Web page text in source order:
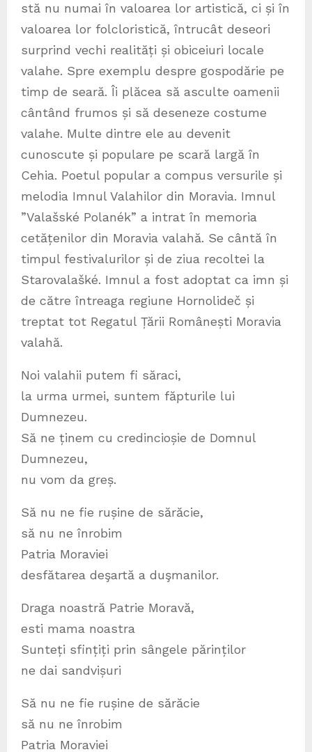
stă nu numai în valoarea lor artistică, ci și în
valoarea lor folcloristică, întrucât deseori
surprind vechi realități și obiceiuri locale
valahe. Spre exemplu despre gospodărie pe
timp de seară. Îi plăcea să asculte oamenii
cântând frumos și să deseneze costume
valahe. Multe dintre ele au devenit
cunoscute și populare pe scară largă în
Cehia. Poetul popular a compus versurile și
melodia Imnul Valahilor din Moravia. Imnul
”Valašské Polanék” a intrat în memoria
cetățenilor din Moravia valahă. Se cântă în
timpul festivalurilor și de ziua recoltei la
Starovalašké. Imnul a fost adoptat ca imn și
de către întreaga regiune Hornolideč și
treptat tot Regatul Țării Românești Moravia
valahă.
Noi valahii putem fi săraci,
la urma urmei, suntem făpturile lui
Dumnezeu.
Să ne ținem cu credincioșie de Domnul
Dumnezeu,
nu vom da greș.
Să nu ne fie rușine de sărăcie,
să nu ne înrobim
Patria Moraviei
desfătarea deşartă a duşmanilor.
Draga noastră Patrie Moravă,
esti mama noastra
Sunteți sfințiți prin sângele părinților
ne dai sandvișuri
Să nu ne fie rușine de sărăcie
să nu ne înrobim
Patria Moraviei